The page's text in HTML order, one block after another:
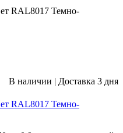
RAL8017 Темно-
В наличии | Доставка 3 дня
RAL8017 Темно-